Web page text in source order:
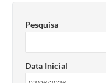
Audiências Públicas
Arquivos para Download
Pesquisa
Data Inicial